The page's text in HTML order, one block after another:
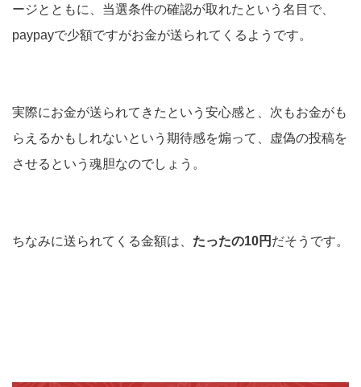
ージとともに、当選条件の確認が取れたという名目で、
paypayで少額ですがお金が送られてくるようです。
実際にお金が送られてきたという安心感と、次もお金がも
らえるかもしれないという期待感を煽って、虚偽の投稿を
させるという魂胆なのでしょう。
ちなみに送られてくる金額は、 たったの10円 だそうです。